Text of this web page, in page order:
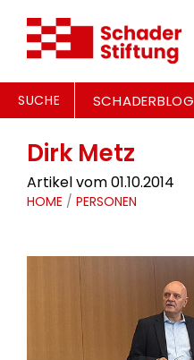
SUCHE SCHADERBLOG
Dirk Metz
Artikel vom 01.10.2014
HOME / PERSONEN